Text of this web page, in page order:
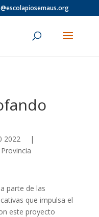
2022
|
Provincia
parte de las
que impulsa el
este proyecto